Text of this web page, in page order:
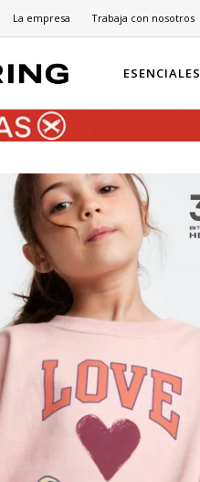
ESENCIALES
La empresa Trabaja con nosotros